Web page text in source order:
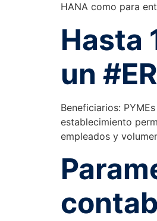
HANA como para
Hasta
un
Beneficiarios:
establecimiento
empleados y